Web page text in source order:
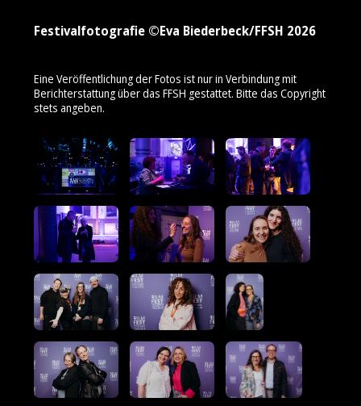
Festivalfotografie ©Eva Biederbeck/FFSH 2026
Eine Veröffentlichung der Fotos ist nur in Verbindung mit
Berichterstattung über das FFSH gestattet. Bitte das Copyright
stets angeben.